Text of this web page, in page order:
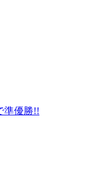
準優勝!!